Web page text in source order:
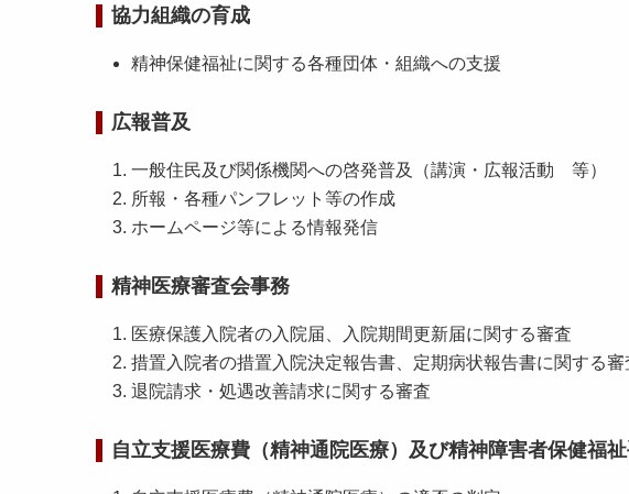
協力組織の育成
精神保健福祉に関する各種団体・組織への支援
広報普及
一般住民及び関係機関への啓発普及（講演・広報活動 等）
所報・各種パンフレット等の作成
ホームページ等による情報発信
精神医療審査会事務
医療保護入院者の入院届、入院期間更新届に関する審査
措置入院者の措置入院決定報告書、定期病状報告書に関する審
退院請求・処遇改善請求に関する審査
自立支援医療費（精神通院医療）及び精神障害者保健福